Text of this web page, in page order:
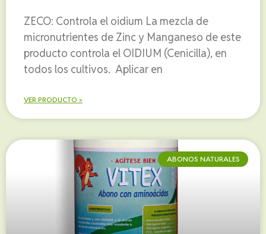
ZECO: Controla el oidium La mezcla de
micronutrientes de Zinc y Manganeso de este
producto controla el OIDIUM (Cenicilla), en
todos los cultivos. Aplicar en
VER PRODUCTO »
ABONOS NATURALES